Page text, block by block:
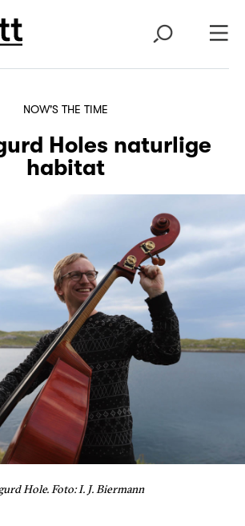
NOW'S THE TIME
Holes naturlige
habitat
Hole. Foto: I. J. Biermann